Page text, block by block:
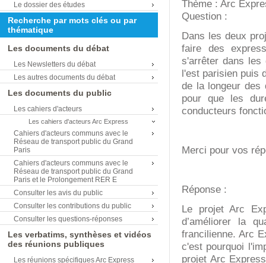
Thème : Arc
Question :
Dans les deux
faire des
s'arrêter dans les
l'est parisien puis
de la longeur des
pour que les
conducteurs
Merci pour vos
Réponse :
Le projet Arc
d’améliorer la
francilienne. Arc
c'est pourquoi
projet Arc
Le dossier des études
Recherche par mots clés ou par
thématique
Les documents du débat
Les Newsletters du débat
Les autres documents du débat
Les documents du public
Les cahiers d'acteurs
Les cahiers d'acteurs Arc Express
Cahiers d'acteurs communs avec le
Réseau de transport public du Grand
Paris
Cahiers d'acteurs communs avec le
Réseau de transport public du Grand
Paris et le Prolongement RER E
Consulter les avis du public
Consulter les contributions du public
Consulter les questions-réponses
Les verbatims, synthèses et vidéos
des réunions publiques
Les réunions spécifiques Arc Express